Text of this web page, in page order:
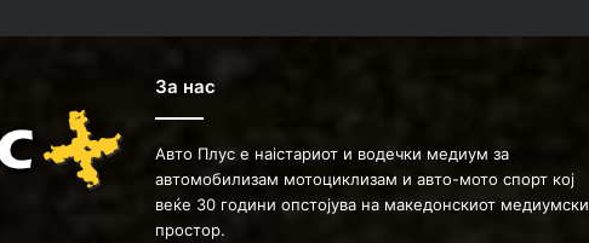
За нас
Авто Плус е наістариот и водечки медиум за
автомобилизам мотоциклизам и авто-мото спорт кој
веќе 30 години опстојува на македонскиот медиумски
простор.